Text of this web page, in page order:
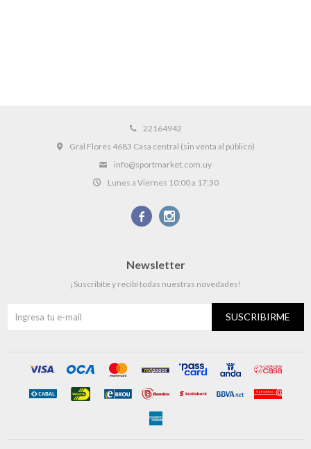
22164942
Gral Flores 4683 Casa central (sin venta al público)
info@sportmarket.com.uy
Lunes a Viernes 10:00 a 17:30
 
Newsletter
¡Suscribite y recibí todas nuestras novedades!
SUSCRIBIRME